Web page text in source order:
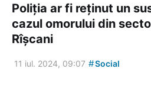
Poliția ar fi reținut un
cazul omorului din
Rîșcani
11 iul. 2024, 09:07 #Social